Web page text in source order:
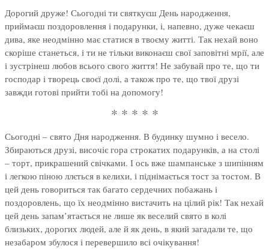
Дорогий друже! Сьогодні ти святкуєш День народження,
приймаєш поздоровлення і подарунки, і, напевно, дуже чекаєш
дива, яке неодмінно має статися в твоєму житті. Так нехай воно
скоріше станеться, і ти не тільки виконаєш свої заповітні мрії, але
і зустрінеш любов всього свого життя! Не забувай про те, що ти
господар і творець своєї долі, а також про те, що твої друзі
завжди готові прийти тобі на допомогу!
* * * * *
Сьогодні – свято Дня народження. В будинку шумно і весело.
Збираються друзі, височіє гора строкатих подарунків, а на столі
– торт, прикрашений свічками. І ось вже шампанське з шипінням
і легкою піною ллється в келихи, і піднімається тост за тостом. В
цей день говориться так багато сердечних побажань і
поздоровлень, що їх неодмінно вистачить на цілий рік! Так нехай
цей день запам’ятається не лише як веселий свято в колі
близьких, дорогих людей, але й як день, в який загадали те, що
незабаром збулося і перевершило всі очікування!